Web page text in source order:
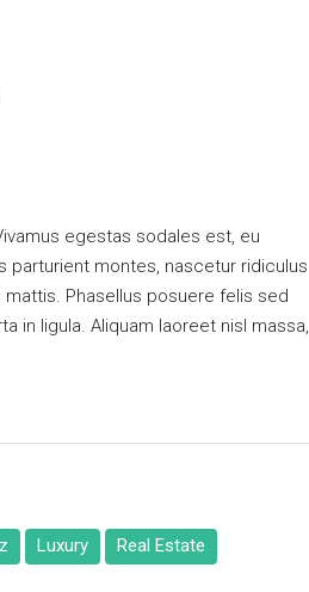
egestas sodales est, eu
parturient montes, nascetur ridiculus
Phasellus posuere felis sed
in ligula. Aliquam laoreet nisl massa,
Luxury Real Estate